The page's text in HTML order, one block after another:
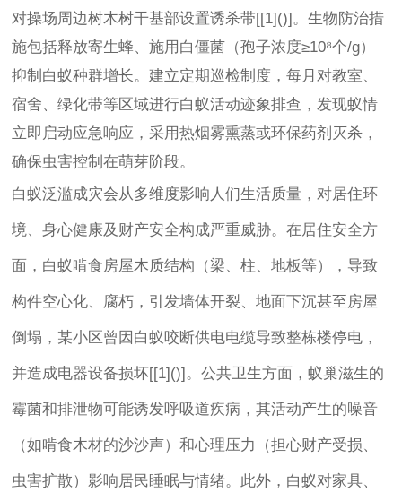
对操场周边树木树干基部设置诱杀带[[1]()]。生物防治措
施包括释放寄生蜂、施用白僵菌（孢子浓度≥10⁸个/g）
抑制白蚁种群增长。建立定期巡检制度，每月对教室、
宿舍、绿化带等区域进行白蚁活动迹象排查，发现蚁情
立即启动应急响应，采用热烟雾熏蒸或环保药剂灭杀，
确保虫害控制在萌芽阶段。
白蚁泛滥成灾会从多维度影响人们生活质量，对居住环
境、身心健康及财产安全构成严重威胁。在居住安全方
面，白蚁啃食房屋木质结构（梁、柱、地板等），导致
构件空心化、腐朽，引发墙体开裂、地面下沉甚至房屋
倒塌，某小区曾因白蚁咬断供电电缆导致整栋楼停电，
并造成电器设备损坏[[1]()]。公共卫生方面，蚁巢滋生的
霉菌和排泄物可能诱发呼吸道疾病，其活动产生的噪音
（如啃食木材的沙沙声）和心理压力（担心财产受损、
虫害扩散）影响居民睡眠与情绪。此外，白蚁对家具、